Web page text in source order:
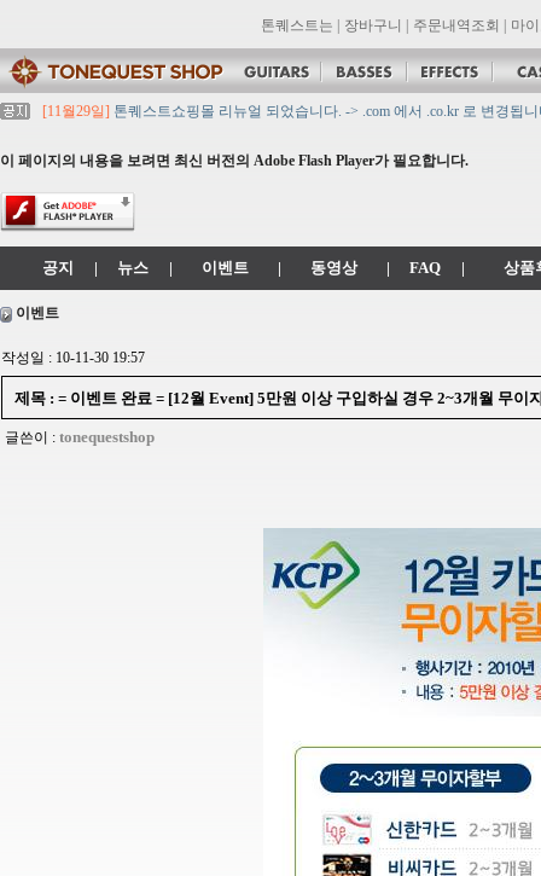
톤퀘스트는 장바구니 주문내역조회 마
[11월29일] 톤퀘스트쇼핑몰 리뉴얼 되었습니다. -> .com 에서 .co.kr 로 변경됩
[11월29일][대리점 모집] Gretsch, Jackson 대리점 모집!! 그레치기타, 잭슨기타
[11월29일]
2021년 추석 영업 시간 & 배송 공지
이 페이지의 내용을 보려면 최신 버전의 Adobe Flash Player가 필요합니다.
공지 | 뉴스 | 이벤트 | 동영상 | FAQ | 상품
이벤트
작성일 : 10-11-30 19:57
제목 : = 이벤트 완료 = [12월 Event] 5만원 이상 구입하실 경우 2~3개월 무이
글쓴이 : tonequestshop